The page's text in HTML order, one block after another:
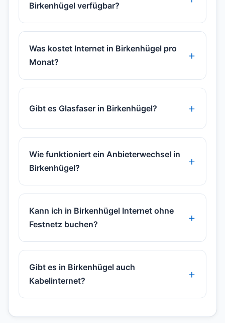
Birkenhügel verfügbar?
Was kostet Internet in Birkenhügel pro
Monat?
Gibt es Glasfaser in Birkenhügel?
Wie funktioniert ein Anbieterwechsel in
Birkenhügel?
Kann ich in Birkenhügel Internet ohne
Festnetz buchen?
Gibt es in Birkenhügel auch
Kabelinternet?